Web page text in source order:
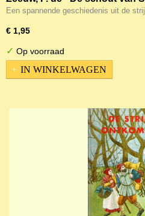
Een spannende geschiedenis uit de
€ 1,95
✓ Op voorraad
IN WINKELWAGEN